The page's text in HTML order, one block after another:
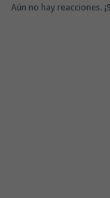
Aún no hay reacciones.